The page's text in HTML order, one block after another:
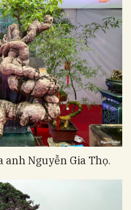
anh Nguyễn Gia Thọ.